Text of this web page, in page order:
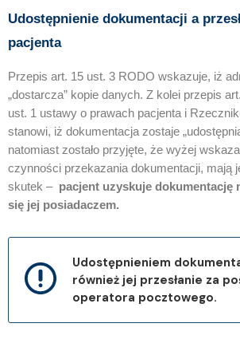
Udostępnienie dokumentacji a
pacjenta
Przepis art. 15 ust. 3 RODO wskazuje, iż
„dostarcza” kopie danych. Z kolei przepis
ust. 1 ustawy o prawach pacjenta i
stanowi, iż dokumentacja zostaje
natomiast zostało przyjęte, że wyżej
czynności przekazania dokumentacji, mają
skutek – pacjent uzyskuje dokumentację
się jej posiadaczem.
Udostępnieniem
również jej przesłanie za
operatora pocztowego.